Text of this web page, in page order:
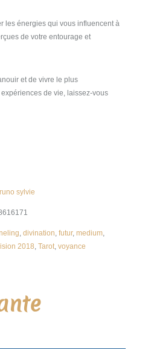
les énergies qui vous influencent à
de votre entourage et
et de vivre le plus
de vie, laissez-vous
sylvie
divination futur, medium
2018 Tarot voyance